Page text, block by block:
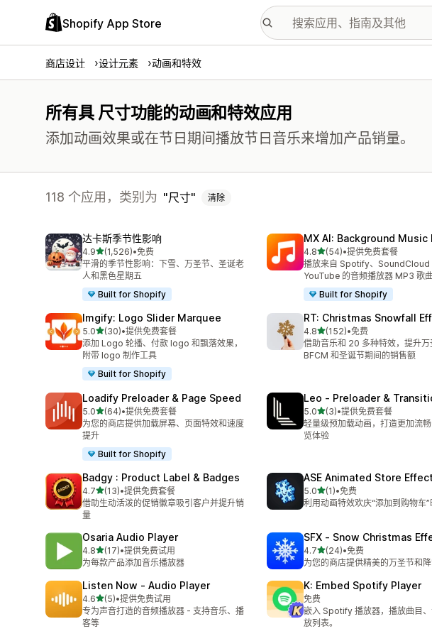
Shopify App Store
商店设计 设计元素 动画和特效
所有具 尺寸功能的动画和特效应用
添加动画效果或在节日期间播放节日音乐来增加产品销量。
118 个应用，类别为 尺寸 清除
达卡斯季节性影响
4.9星（满分 5 星）
(1,526)
总共 1526 条评论
•免费
平滑的季节性影响：下雪、万圣节、圣诞老
人和黑色星期五
Built for Shopify
MX AI: Background Music
4.8星（满分 5 星）
(54)
总共 54 条评论
•提供免费套餐
播放来自 Spotify、SoundCloud
YouTube 的音频播放器 MP3 歌曲
Built for Shopify
Imgify: Logo Slider Marquee
5.0星（满分 5 星）
(30)
总共 30 条评论
•提供免费套餐
添加 Logo 轮播、付款 logo 和飘落效果，
附带 logo 制作工具
Built for Shopify
RT: Christmas Snowfall
4.8星（满分 5 星）
(152)
总共 152 条评论
•免费
借助音乐和 20 多种特效，提升万
BFCM 和圣诞节期间的销售额
Loadify Preloader & Page Speed
5.0星（满分 5 星）
(64)
总共 64 条评论
•提供免费套餐
为您的商店提供加载屏幕、页面特效和速度
提升
Built for Shopify
Leo ‑ Preloader &
5.0星（满分 5 星）
(3)
总共 3 条评论
•提供免费套餐
轻量级预加载动画，打造更加流畅
览体验
Badgy : Product Label & Badges
4.7星（满分 5 星）
(13)
总共 13 条评论
•提供免费套餐
借助生动活泼的促销徽章吸引客户并提升销
量
ASE Animated Store
5.0星（满分 5 星）
(1)
总共 1 条评论
•免费
利用动画特效欢庆“添加到购物车”
Osaria Audio Player
4.8星（满分 5 星）
(17)
总共 17 条评论
•提供免费试用
为每款产品添加音乐播放器
SFX ‑ Snow Christmas
4.7星（满分 5 星）
(24)
总共 24 条评论
•免费
为您的商店提供精美的万圣节和
Listen Now ‑ Audio Player
4.6星（满分 5 星）
(5)
总共 5 条评论
•提供免费试用
专为声音打造的音频播放器 - 支持音乐、播
客等
K: Embed Spotify Player
免费
嵌入 Spotify 播放器，播放曲目
放列表。